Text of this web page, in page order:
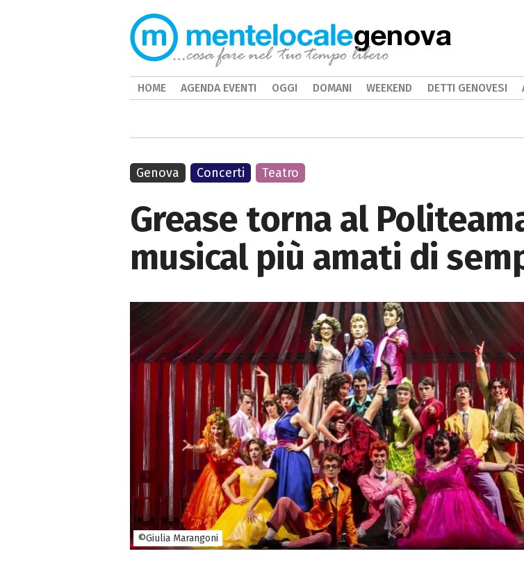
Grease torna al
musical più amati di
©Giulia Marangoni
Genova Concerti Teatro
genova
HOME AGENDA EVENTI OGGI DOMANI WEEKEND DETTI GENOVESI